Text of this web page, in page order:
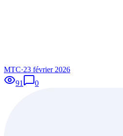
MTC·23 février 2026
91
0